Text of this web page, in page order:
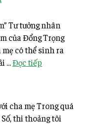
Tư tưởng nhân
của Đổng Trọng
mẹ có thể sinh ra
...Đọc tiếp
cha mẹ Trong quá
thi thoảng tôi